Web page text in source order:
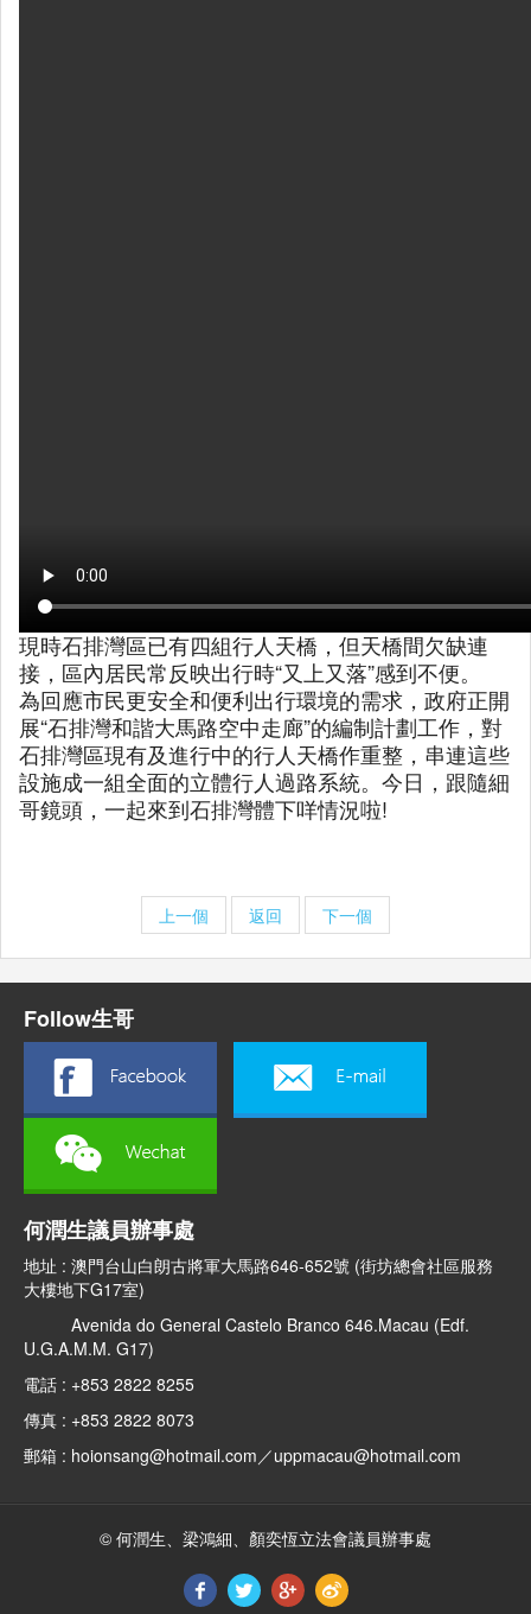
現時石排灣區已有四組行人天橋，但天橋間欠缺連
接，區內居民常反映出行時“又上又落”感到不便。
為回應市民更安全和便利出行環境的需求，政府正開
展“石排灣和諧大馬路空中走廊”的編制計劃工作，對
石排灣區現有及進行中的行人天橋作重整，串連這些
設施成一組全面的立體行人過路系統。今日，跟隨細
哥鏡頭，一起來到石排灣體下咩情況啦!
上一個 返回 下一個
Follow生哥
何潤生議員辦事處
地址 : 澳門台山白朗古將軍大馬路646-652號 (街坊總會社區服務
大樓地下G17室)
Avenida do General Castelo Branco 646.Macau (Edf.
U.G.A.M.M. G17)
電話 : +853 2822 8255
傳真 : +853 2822 8073
郵箱 : hoionsang@hotmail.com／uppmacau@hotmail.com
© 何潤生、梁鴻細、顏奕恆立法會議員辦事處